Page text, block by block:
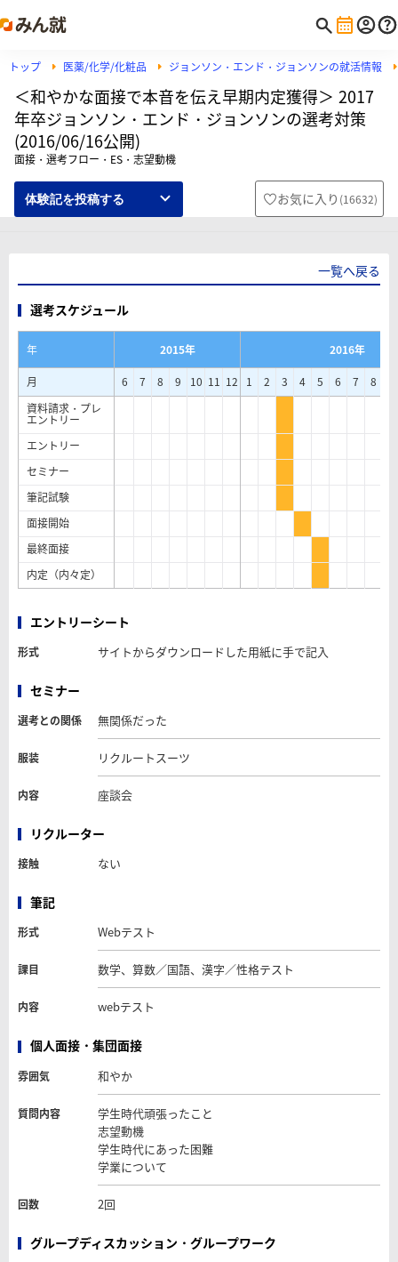
トップ 医薬/化学/化粧品 ジョンソン・エンド・ジョンソンの就活情報
＜和やかな面接で本音を伝え早期内定獲得＞ 2017
年卒ジョンソン・エンド・ジョンソンの選考対策
(2016/06/16公開)
面接・選考フロー・ES・志望動機
体験記を投稿する お気に入り (16632)
一覧へ戻る
選考スケジュール
年 2015年
2016年
月
6 7 8 9 10 11 12 1 2 3 4 5 6 7 8
資料請求・プレ
エントリー
エントリー
セミナー
筆記試験
面接開始
最終面接
内定（内々定）
エントリーシート
形式 サイトからダウンロードした用紙に手で記入
セミナー
選考との関係 無関係だった
服装 リクルートスーツ
内容 座談会
リクルーター
接触 ない
筆記
形式 Webテスト
課目 数学、算数／国語、漢字／性格テスト
内容 webテスト
個人面接・集団面接
雰囲気 和やか
質問内容
学生時代頑張ったこと
志望動機
学生時代にあった困難
学業について
回数 2回
グループディスカッション・グループワーク